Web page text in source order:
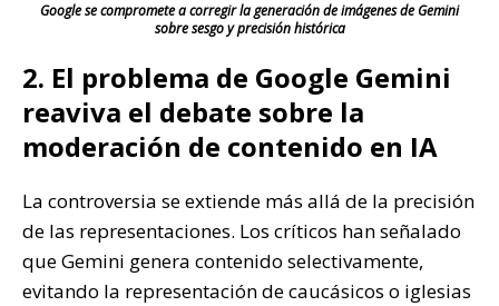
Google se compromete a corregir la generación de imágenes de Gemini
sobre sesgo y precisión histórica
2. El problema de Google Gemini
reaviva el debate sobre la
moderación de contenido en IA
La controversia se extiende más allá de la precisión
de las representaciones. Los críticos han señalado
que Gemini genera contenido selectivamente,
evitando la representación de caucásicos o iglesias